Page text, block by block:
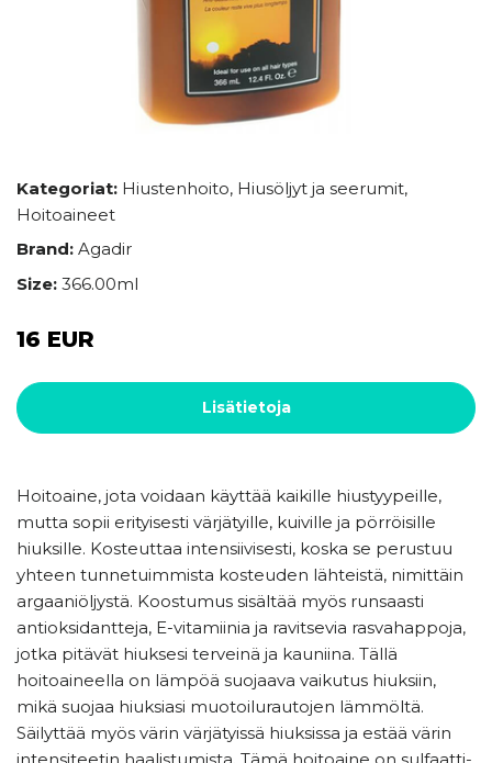
Kategoriat: Hiustenhoito, Hiusöljyt ja seerumit,
Hoitoaineet
Brand: Agadir
Size: 366.00ml
16 EUR
Lisätietoja
Hoitoaine, jota voidaan käyttää kaikille hiustyypeille,
mutta sopii erityisesti värjätyille, kuiville ja pörröisille
hiuksille. Kosteuttaa intensiivisesti, koska se perustuu
yhteen tunnetuimmista kosteuden lähteistä, nimittäin
argaaniöljystä. Koostumus sisältää myös runsaasti
antioksidantteja, E-vitamiinia ja ravitsevia rasvahappoja,
jotka pitävät hiuksesi terveinä ja kauniina. Tällä
hoitoaineella on lämpöä suojaava vaikutus hiuksiin,
mikä suojaa hiuksiasi muotoilurautojen lämmöltä.
Säilyttää myös värin värjätyissä hiuksissa ja estää värin
intensiteetin haalistumista. Tämä hoitoaine on sulfaatti-